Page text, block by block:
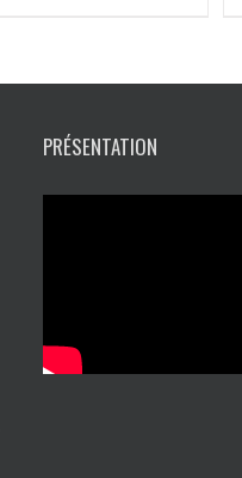
PRÉSENTATION